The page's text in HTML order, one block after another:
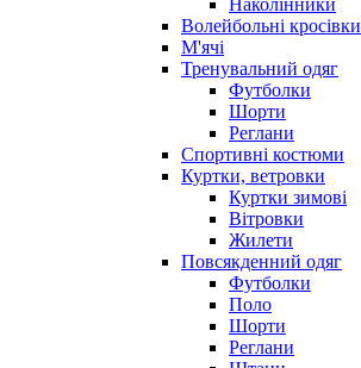
Наколінники
Волейбольні кросівки
М'ячі
Тренувальний одяг
Футболки
Шорти
Реглани
Спортивні костюми
Куртки, ветровки
Куртки зимові
Вітровки
Жилети
Повсякденний одяг
Футболки
Поло
Шорти
Реглани